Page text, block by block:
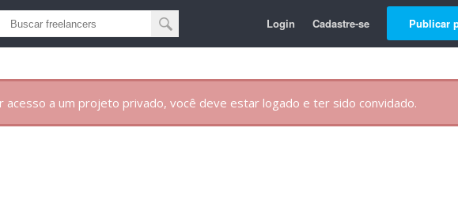
Login Cadastre-se Publicar
a um projeto privado, você deve estar logado e ter sido convidado.